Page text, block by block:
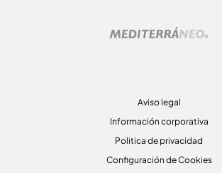
Aviso legal
Información corporativa
Politica de privacidad
Configuración de Cookies